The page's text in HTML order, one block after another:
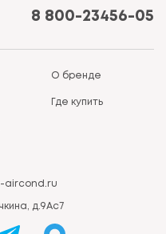
8 800-23456-05
О бренде
Где купить
aircond.ru
д.9Ас7